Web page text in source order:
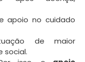
apoio no cuidado
de maior
social.